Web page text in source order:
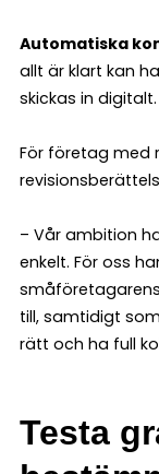
Automatiska
allt är klart kan
skickas in digitalt.
För företag med
– Vår ambition
enkelt. För oss
till, samtidigt
rätt och ha full
Testa